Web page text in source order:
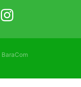
BaraCom